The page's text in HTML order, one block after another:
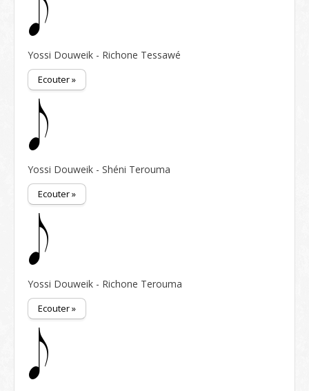
Yossi Douweik - Richone Tessawé
Ecouter »
Yossi Douweik - Shéni Terouma
Ecouter »
Yossi Douweik - Richone Terouma
Ecouter »